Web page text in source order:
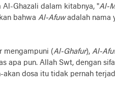
Al-Ghazali dalam kitabnya, "Al-
bahwa Al-Afuwadalah nama
mengampuni (Al-Ghafur), Al-
apa pun. Allah Swt, dengan
akan dosa itu tidak pernah